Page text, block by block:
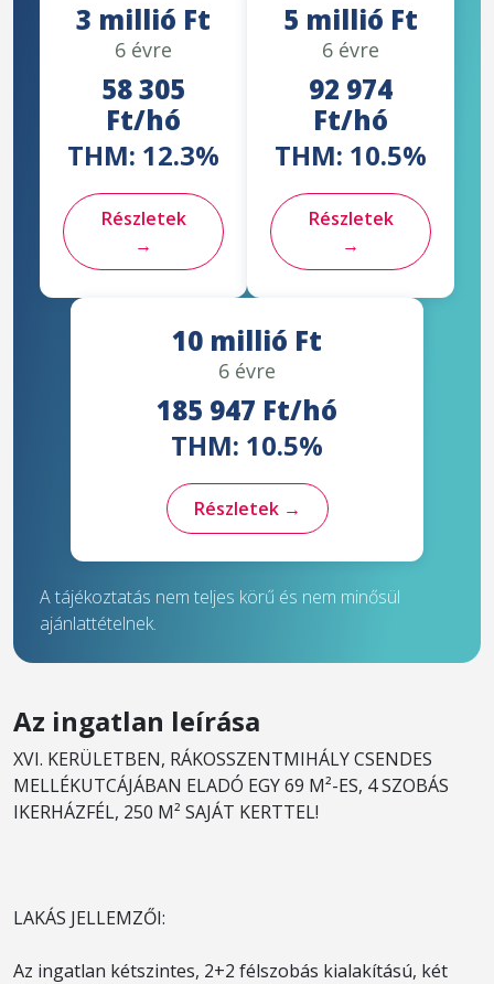
3 millió Ft
6 évre
58 305
Ft/hó
THM: 12.3%
Részletek
→
5 millió Ft
6 évre
92 974
Ft/hó
THM: 10.5%
Részletek
→
10 millió Ft
6 évre
185 947 Ft/hó
THM: 10.5%
Részletek →
A tájékoztatás nem teljes körű és nem minősül
ajánlattételnek.
Az ingatlan leírása
XVI. KERÜLETBEN, RÁKOSSZENTMIHÁLY CSENDES
MELLÉKUTCÁJÁBAN ELADÓ EGY 69 M²-ES, 4 SZOBÁS
IKERHÁZFÉL, 250 M² SAJÁT KERTTEL!
LAKÁS JELLEMZŐI:
Az ingatlan kétszintes, 2+2 félszobás kialakítású, két